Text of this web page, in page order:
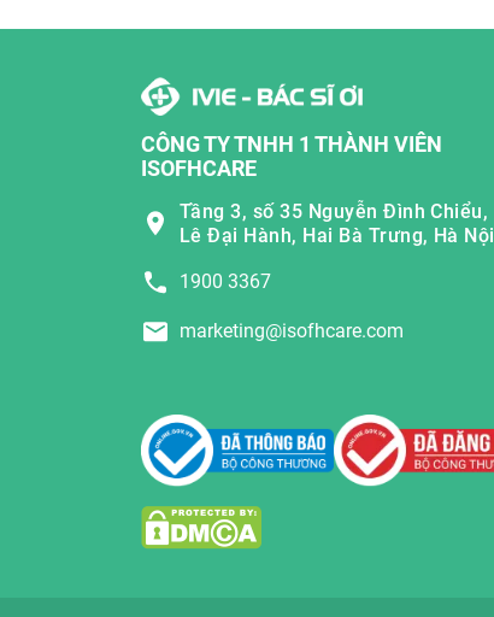
CÔNG TY TNHH 1 THÀNH VIÊN
ISOFHCARE
Tầng 3, số 35 Nguyễn Đình Chiểu,
Lê Đại Hành, Hai Bà Trưng, Hà Nội
1900 3367
marketing@isofhcare.com